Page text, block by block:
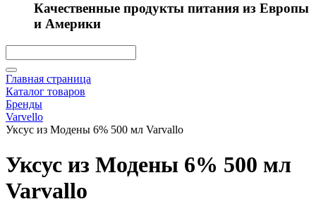
Качественные продукты питания из Европы
и Америки
Главная страница
Каталог товаров
Бренды
Varvello
Уксус из Модены 6% 500 мл Varvallo
Уксус из Модены 6% 500 мл
Varvallo